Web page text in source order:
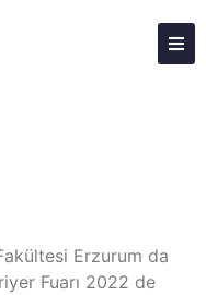
Erzurum da
Fuarı 2022 de